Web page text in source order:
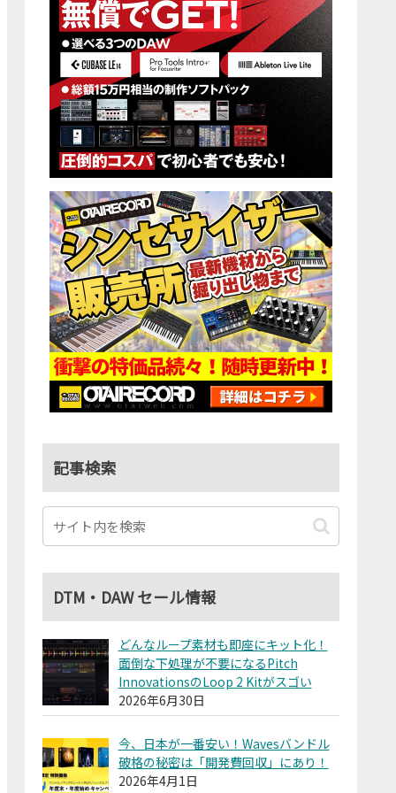
記事検索
DTM・DAW セール情報
どんなループ素材も即座にキット化！
面倒な下処理が不要になるPitch
InnovationsのLoop 2 Kitがスゴい
2026年6月30日
今、日本が一番安い！Wavesバンドル
破格の秘密は「開発費回収」にあり！
2026年4月1日